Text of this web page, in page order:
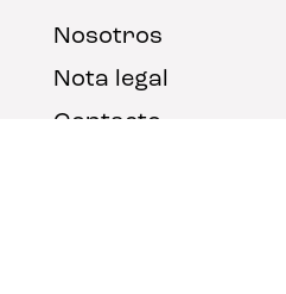
Nosotros
Nota legal
Contacto